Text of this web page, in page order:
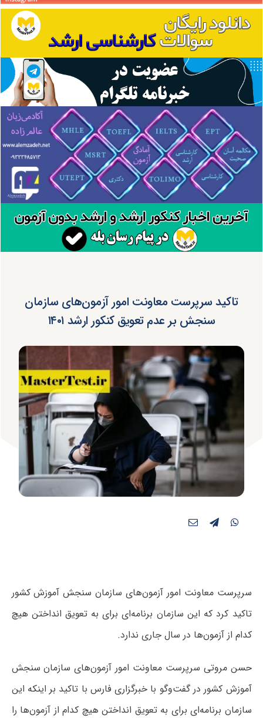
تاکید سرپرست معاونت امور آزمون‌های سازمان
سنجش بر عدم تعویق کنکور ارشد ۱۴۰۱
سرپرست معاونت امور آزمون‌های سازمان سنجش آموزش کشور
تاکید کرد که این سازمان برنامه‌ای برای به تعویق انداختن هیچ
کدام از آزمون‌ها در سال جاری ندارد.
حسن مروتی سرپرست معاونت امور آزمون‌های سازمان سنجش
آموزش کشور در گفت‌وگو با خبرگزاری فارس با تاکید بر اینکه این
سازمان برنامه‌ای برای به تعویق انداختن هیچ کدام از آزمون‌ها را